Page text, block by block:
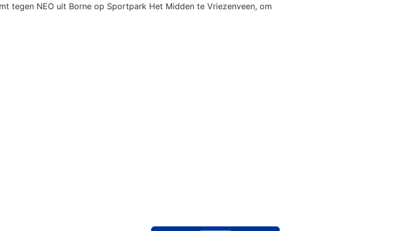
tegen NEO uit Borne op Sportpark Het Midden te Vriezenveen, om